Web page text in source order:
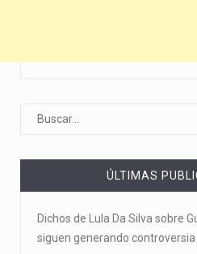
ÚLTIMAS
Dichos de Lula Da Silva sobre
siguen generando controversia